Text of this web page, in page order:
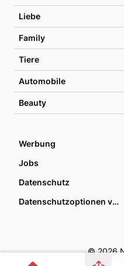
Liebe
Family
Tiere
Automobile
Beauty
Werbung
Jobs
Datenschutz
Datenschutzoptionen verwalten
© 2026